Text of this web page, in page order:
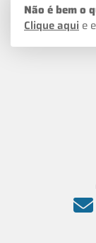
Não é bem o
Clique aqui e